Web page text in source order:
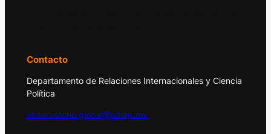
Contacto
Departamento de Relaciones Internacionales y Ciencia
Política
observatorio.global@udlap.mx